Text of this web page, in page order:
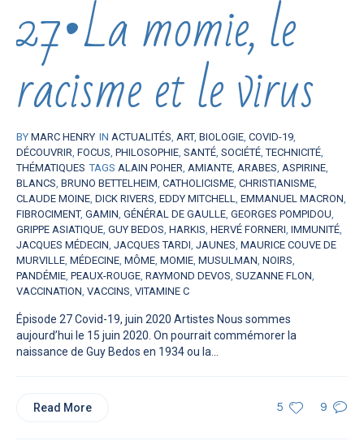
27•La momie, le
racisme et le virus
BY MARC HENRY IN ACTUALITÉS, ART, BIOLOGIE, COVID-19,
DÉCOUVRIR, FOCUS, PHILOSOPHIE, SANTÉ, SOCIÉTÉ,TECHNICITÉ,
THÉMATIQUES TAGS ALAIN POHER, AMIANTE, ARABES, ASPIRINE,
BLANCS, BRUNO BETTELHEIM, CATHOLICISME, CHRISTIANISME,
CLAUDE MOINE, DICK RIVERS, EDDY MITCHELL, EMMANUEL MACRON,
FIBROCIMENT, GAMIN, GÉNÉRAL DE GAULLE, GEORGES POMPIDOU,
GRIPPE ASIATIQUE, GUY BEDOS, HARKIS, HERVÉ FORNERI, IMMUNITÉ,
JACQUES MÉDECIN, JACQUES TARDI, JAUNES, MAURICE COUVE DE
MURVILLE, MÉDECINE, MÔME, MOMIE, MUSULMAN, NOIRS,
PANDÉMIE, PEAUX-ROUGE, RAYMOND DEVOS, SUZANNE FLON,
VACCINATION, VACCINS, VITAMINE C
Épisode 27 Covid-19, juin 2020 Artistes Nous sommes
aujourd’hui le 15 juin 2020. On pourrait commémorer la
naissance de Guy Bedos en 1934 ou la...
5 9
Read More